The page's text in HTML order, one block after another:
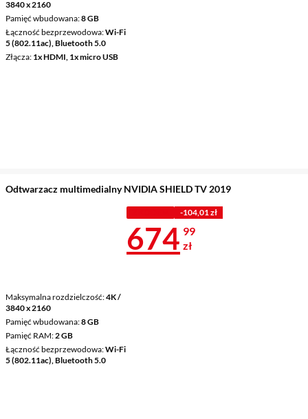
3840 x 2160
Pamięć wbudowana 8 GB
Łączność bezprzewodowa Wi-Fi
5 (802.11ac), Bluetooth 5.0
Złącza 1x HDMI, 1x micro USB
Odtwarzacz multimedialny NVIDIA SHIELD TV 2019
Maksymalna rozdzielczość 4K /
3840 x 2160
Pamięć wbudowana 8 GB
Pamięć RAM 2 GB
Łączność bezprzewodowa Wi-Fi
5 (802.11ac), Bluetooth 5.0
-104,01 zł
Cena 674,99
674 99
zł